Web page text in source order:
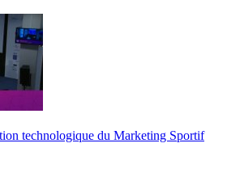
technologique du Marketing Sportif